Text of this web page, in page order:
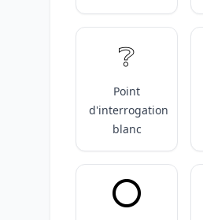
❔️
Point
d'interrogation
blanc
⭕️